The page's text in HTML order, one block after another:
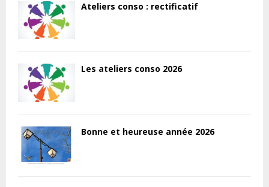
Ateliers conso : rectificatif
Les ateliers conso 2026
Bonne et heureuse année 2026